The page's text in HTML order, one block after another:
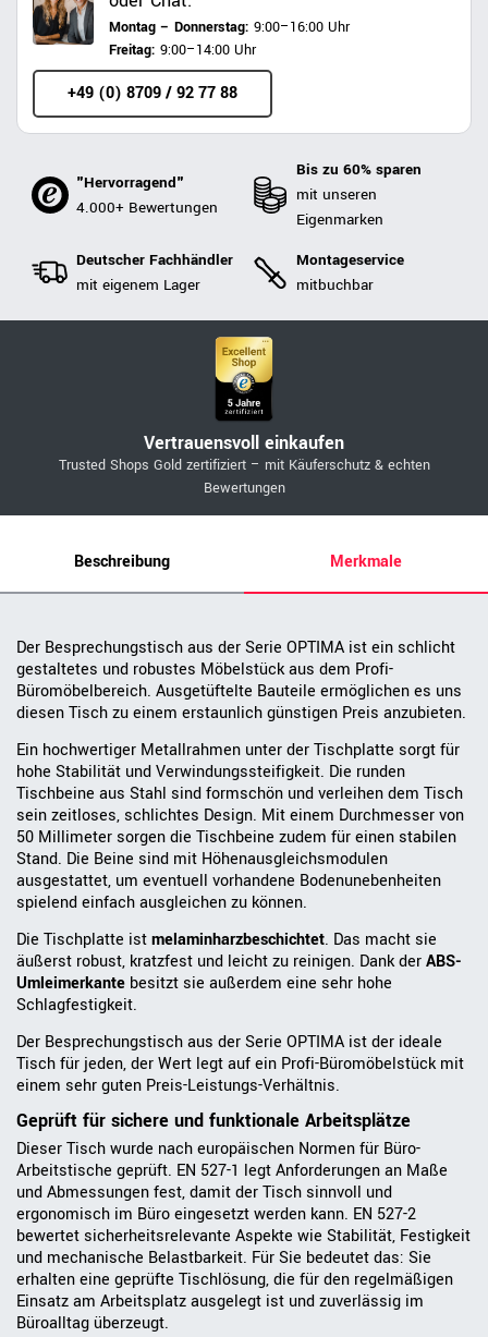
Montag – Donnerstag: 9:00–16:00 Uhr
Freitag: 9:00–14:00 Uhr
+49 (0) 8709 / 92 77 88
"Hervorragend"
4.000+ Bewertungen
Bis zu 60% sparen
mit unseren
Eigenmarken
Deutscher Fachhändler
mit eigenem Lager
Montageservice
mitbuchbar
Vertrauensvoll einkaufen
Trusted Shops Gold zertifiziert – mit Käuferschutz & echten
Bewertungen
Beschreibung Merkmale
Der Besprechungstisch aus der Serie OPTIMA ist ein schlicht
gestaltetes und robustes Möbelstück aus dem Profi-
Büromöbelbereich. Ausgetüftelte Bauteile ermöglichen es uns
diesen Tisch zu einem erstaunlich günstigen Preis anzubieten.
Ein hochwertiger Metallrahmen unter der Tischplatte sorgt für
hohe Stabilität und Verwindungssteifigkeit. Die runden
Tischbeine aus Stahl sind formschön und verleihen dem Tisch
sein zeitloses, schlichtes Design. Mit einem Durchmesser von
50 Millimeter sorgen die Tischbeine zudem für einen stabilen
Stand. Die Beine sind mit Höhenausgleichsmodulen
ausgestattet, um eventuell vorhandene Bodenunebenheiten
spielend einfach ausgleichen zu können.
Die Tischplatte istmelaminharzbeschichtet. Das macht sie
äußerst robust, kratzfest und leicht zu reinigen. Dank derABS-
Umleimerkante besitzt sie außerdem eine sehr hohe
Schlagfestigkeit.
Der Besprechungstisch aus der Serie OPTIMA ist der ideale
Tisch für jeden, der Wert legt auf ein Profi-Büromöbelstück mit
einem sehr guten Preis-Leistungs-Verhältnis.
Geprüft für sichere und funktionale Arbeitsplätze
Dieser Tisch wurde nach europäischen Normen für Büro-
Arbeitstische geprüft. EN 527-1 legt Anforderungen an Maße
und Abmessungen fest, damit der Tisch sinnvoll und
ergonomisch im Büro eingesetzt werden kann. EN 527-2
bewertet sicherheitsrelevante Aspekte wie Stabilität, Festigkeit
und mechanische Belastbarkeit. Für Sie bedeutet das: Sie
erhalten eine geprüfte Tischlösung, die für den regelmäßigen
Einsatz am Arbeitsplatz ausgelegt ist und zuverlässig im
Büroalltag überzeugt.